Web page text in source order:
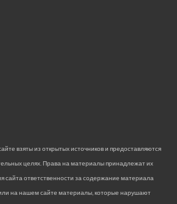
взяты из открытых источников и предоставляются
целях. Права на материалы принадлежат их
сайта ответственности за содержание материала
на нашем сайте материалы, которые нарушают